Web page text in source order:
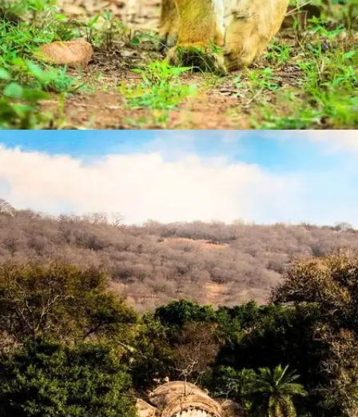
​​जिम कॉर्बेट नेशनल पार्क, रामनगर​
बाघों के संरक्षण में खास, जिम कॉर्बेट नेशनल पार्क प्रकृति प्रेमियों
का पसंदीदा स्पॉट है।